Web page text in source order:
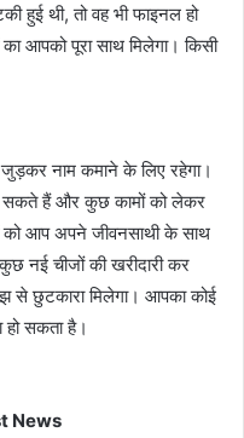
हुई थी, तो वह भी फाइनल हो
आपको पूरा साथ मिलेगा। किसी
नाम कमाने के लिए रहेगा।
सकते हैं और कुछ कामों को लेकर
को आप अपने जीवनसाथी के साथ
नई चीजों की खरीदारी कर
से छुटकारा मिलेगा। आपका कोई
हो सकता है।
News